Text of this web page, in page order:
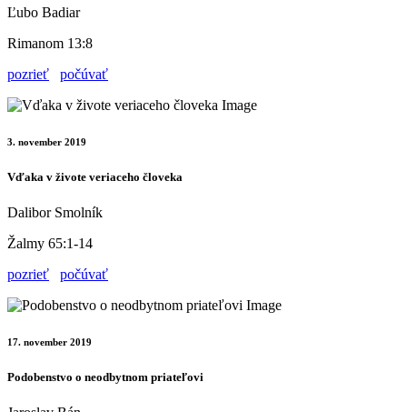
Ľubo Badiar
Rimanom 13:8
pozrieť
počúvať
3. november 2019
Vďaka v živote veriaceho človeka
Dalibor Smolník
Žalmy 65:1-14
pozrieť
počúvať
17. november 2019
Podobenstvo o neodbytnom priateľovi